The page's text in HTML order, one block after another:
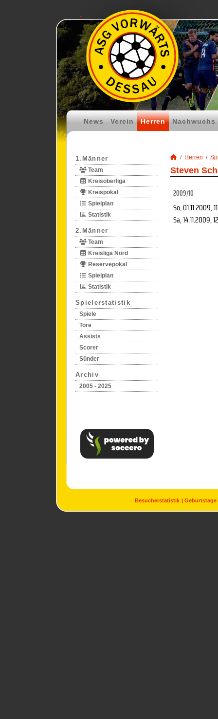
News Verein Herren Nachwuchs
1.Männer
Team
Kreisoberliga
Kreispokal
Spielplan
Statistik
2.Männer
Team
Kreisliga Nord
Reservepokal
Spielplan
Statistik
Spielerstatistik
Spiele
Tore
Assists
Scorer
Sünder
Archiv
2005 - 2025
Herren
Steven
2009/10
So, 01.11.2009,
Sa, 14.11.2009,
Besucherstatistik Geburtstage